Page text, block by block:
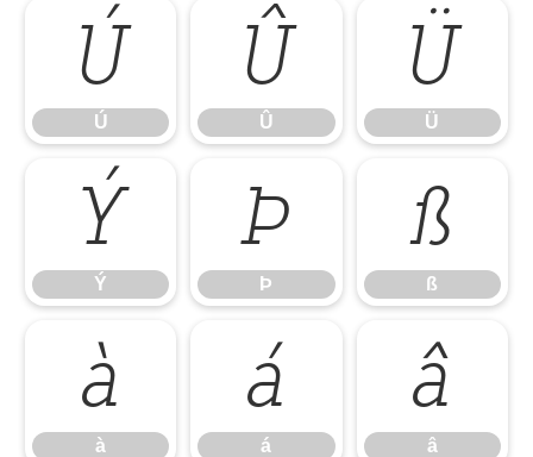
Ú
Ú
Û
Û
Ü
Ü
Ý
Ý
Þ
Þ
ß
ß
à
à
á
á
â
â